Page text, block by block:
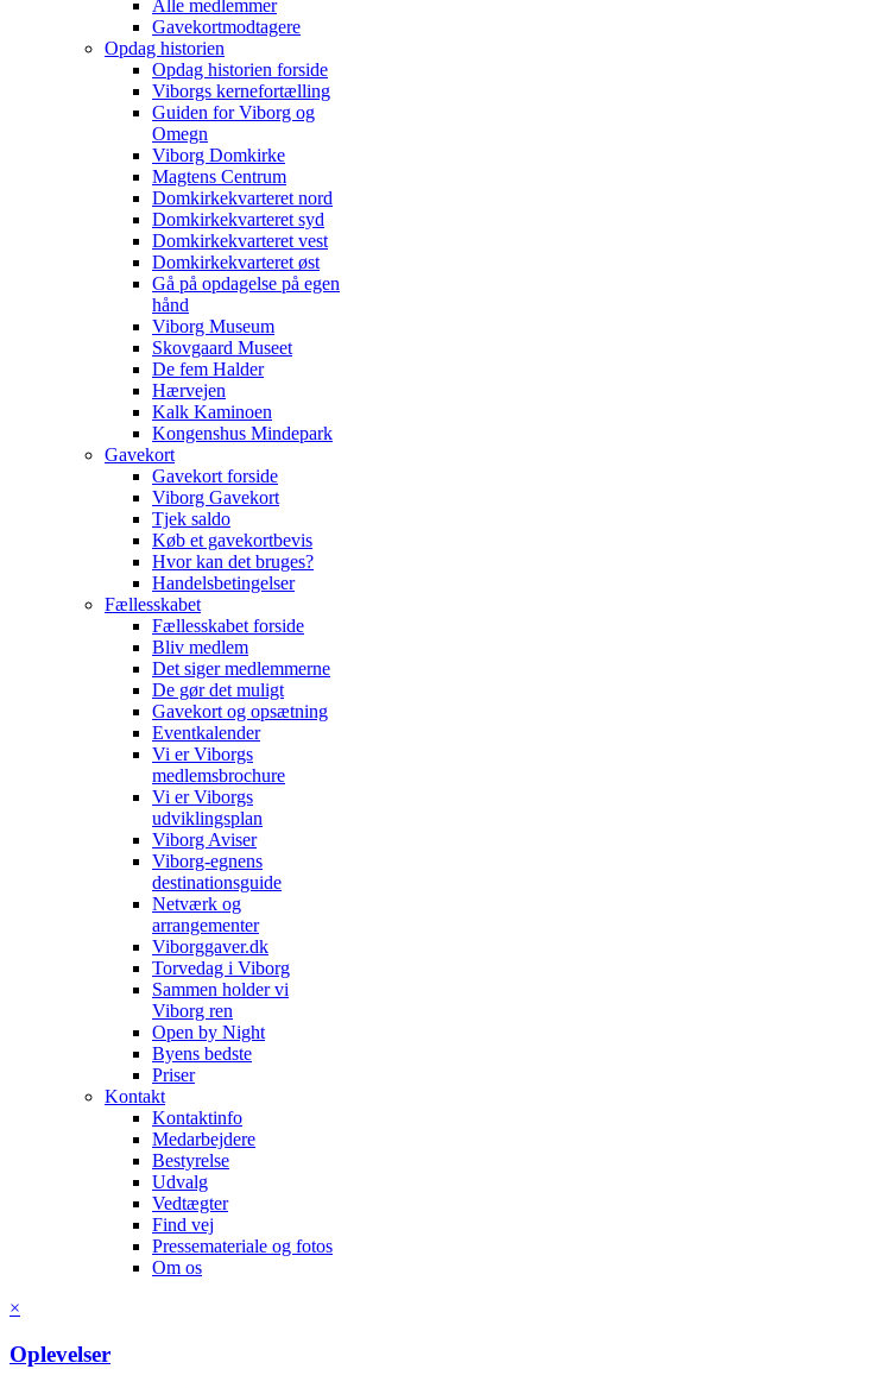
Alle medlemmer
Gavekortmodtagere
Opdag historien
Opdag historien forside
Viborgs kernefortælling
Guiden for Viborg og
Omegn
Viborg Domkirke
Magtens Centrum
Domkirkekvarteret nord
Domkirkekvarteret syd
Domkirkekvarteret vest
Domkirkekvarteret øst
Gå på opdagelse på egen
hånd
Viborg Museum
Skovgaard Museet
De fem Halder
Hærvejen
Kalk Kaminoen
Kongenshus Mindepark
Gavekort
Gavekort forside
Viborg Gavekort
Tjek saldo
Køb et gavekortbevis
Hvor kan det bruges?
Handelsbetingelser
Fællesskabet
Fællesskabet forside
Bliv medlem
Det siger medlemmerne
De gør det muligt
Gavekort og opsætning
Eventkalender
Vi er Viborgs
medlemsbrochure
Vi er Viborgs
udviklingsplan
Viborg Aviser
Viborg-egnens
destinationsguide
Netværk og
arrangementer
Viborggaver.dk
Torvedag i Viborg
Sammen holder vi
Viborg ren
Open by Night
Byens bedste
Priser
Kontakt
Kontaktinfo
Medarbejdere
Bestyrelse
Udvalg
Vedtægter
Find vej
Pressemateriale og fotos
Om os
×
Oplevelser